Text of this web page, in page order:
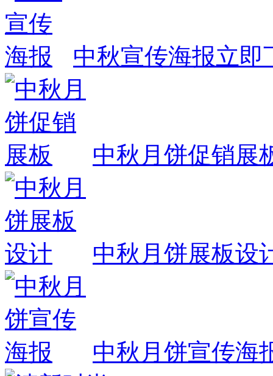
中秋宣传海报立即
中秋月饼促销展
中秋月饼展板设
中秋月饼宣传海